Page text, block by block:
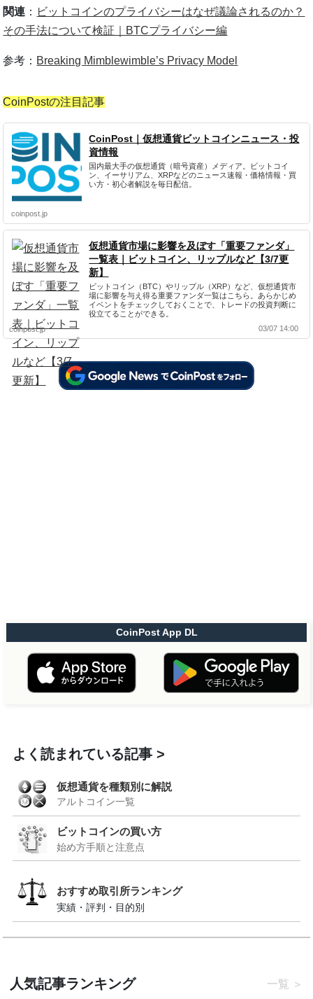
関連 ： ビットコインのプライバシーはなぜ議論されるのか？
その手法について検証｜BTCプライバシー編
参考： Breaking Mimblewimble’s Privacy Model
CoinPostの注目記事
CoinPost｜仮想通貨ビットコインニュース・投
資情報
国内最大手の仮想通貨（暗号資産）メディア。ビットコイ
ン、イーサリアム、XRPなどのニュース速報・価格情報・買
い方・初心者解説を毎日配信。
coinpost.jp
仮想通貨市場に影響を及ぼす「重要ファンダ」
一覧表｜ビットコイン、リップルなど【3/7更
新】
ビットコイン（BTC）やリップル（XRP）など、仮想通貨市
場に影響を与え得る重要ファンダ一覧はこちら。あらかじめ
イベントをチェックしておくことで、トレードの投資判断に
役立てることができる。
coinpost.jp
03/07 14:00
CoinPost App DL
よく読まれている記事
仮想通貨を種類別に解説
アルトコイン一覧
ビットコインの買い方
始め方手順と注意点
おすすめ取引所ランキング
実績・評判・目的別
人気記事ランキング 一覧